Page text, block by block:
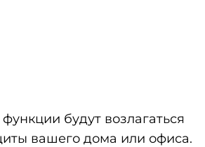
будут возлагаться
вашего дома или офиса.